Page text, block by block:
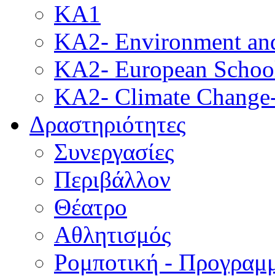
KA1
KA2- Environment
KA2- European
KA2- Climate
Δραστηριότητες
Συνεργασίες
Περιβάλλον
Θέατρο
Αθλητισμός
Ρομποτική -